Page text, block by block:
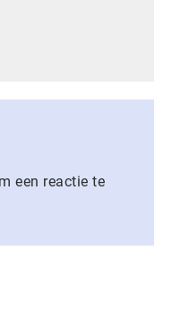
een reactie te